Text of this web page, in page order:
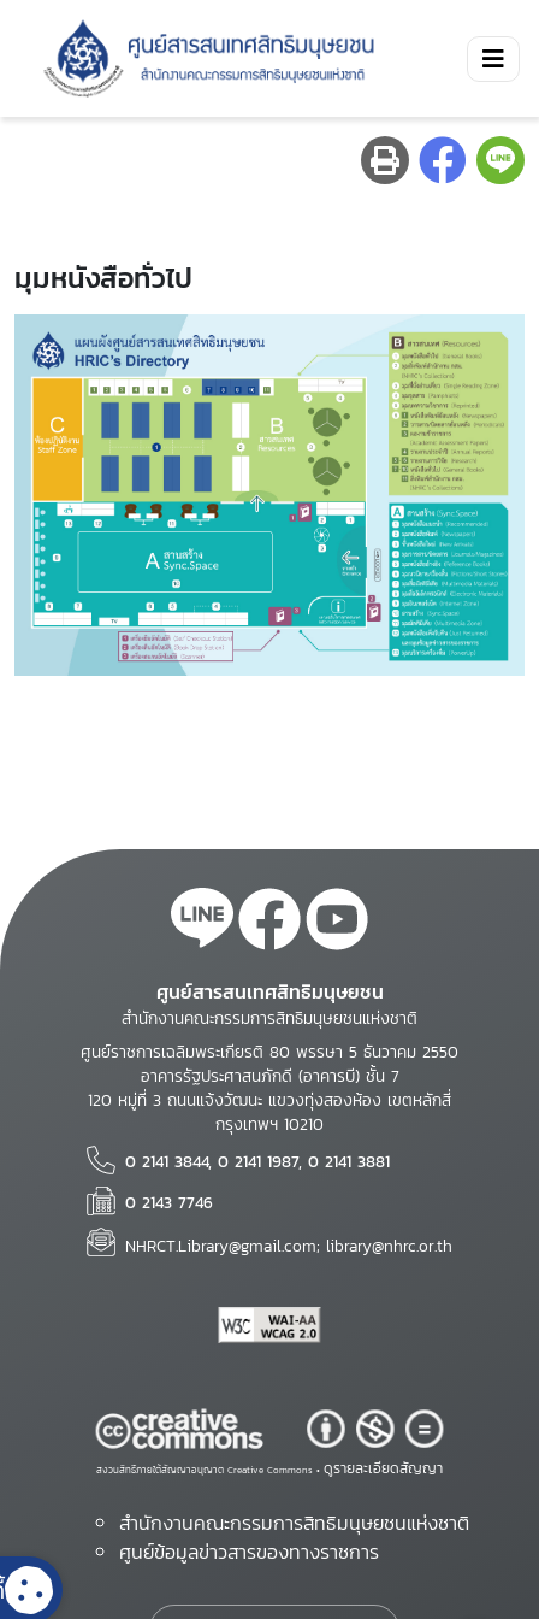
มุมหนังสือทั่วไป
ศูนย์สารสนเทศสิทธิมนุษยชน
สำนักงานคณะกรรมการสิทธิมนุษยชนแห่งชาติ
ศูนย์ราชการเฉลิมพระเกียรติ 80 พรรษา 5 ธันวาคม 2550
อาคารรัฐประศาสนภักดี (อาคารบี) ชั้น 7
120 หมู่ที่ 3 ถนนแจ้งวัฒนะ แขวงทุ่งสองห้อง เขตหลักสี่
กรุงเทพฯ 10210
0 2141 3844, 0 2141 1987, 0 2141 3881
0 2143 7746
NHRCT.Library@gmail.com; library@nhrc.or.th
สงวนสิทธิ์ภายใต้สัญญาอนุญาต Creative Commons • ดูรายละเอียดสัญญา
สำนักงานคณะกรรมการสิทธิมนุษยชนแห่งชาติ
ศูนย์ข้อมูลข่าวสารของทางราชการ